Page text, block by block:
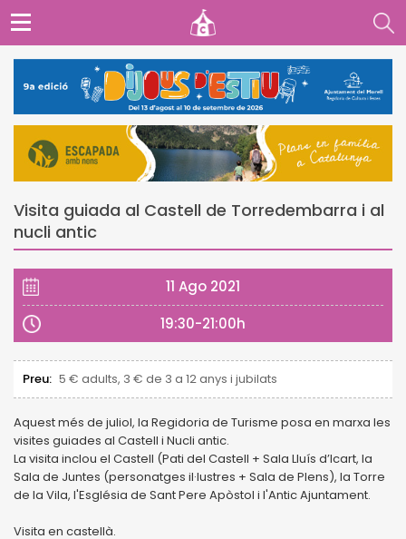
Visita guiada al Castell de Torredembarra i al
nucli antic
11 Ago 2021
19:30-21:00h
Preu: 5 € adults, 3 € de 3 a 12 anys i jubilats
Aquest més de juliol, la Regidoria de Turisme posa en marxa les
visites guiades al Castell i Nucli antic.
La visita inclou el Castell (Pati del Castell + Sala Lluís d’Icart, la
Sala de Juntes (personatges il·lustres + Sala de Plens), la Torre
de la Vila, l'Església de Sant Pere Apòstol i l'Antic Ajuntament.
Visita en castellà.